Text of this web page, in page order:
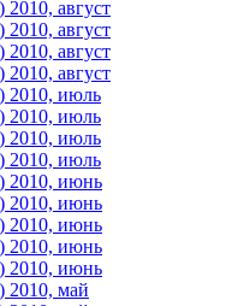
август
август
август
август
2010, июль
2010, июль
2010, июль
2010, июль
2010, июнь
2010, июнь
2010, июнь
2010, июнь
2010, июнь
2010, май